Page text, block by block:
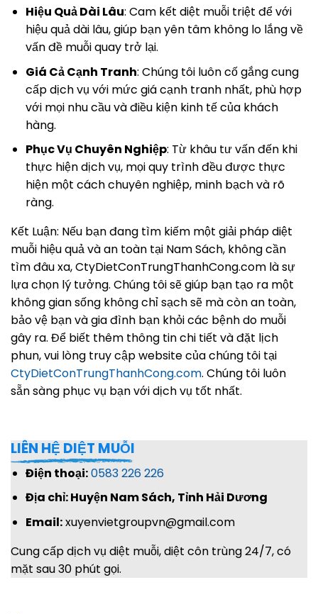
Hiệu Quả Dài Lâu: Cam kết diệt muỗi triệt để với
hiệu quả dài lâu, giúp bạn yên tâm không lo lắng về
vấn đề muỗi quay trở lại.
Giá Cả Cạnh Tranh: Chúng tôi luôn cố gắng cung
cấp dịch vụ với mức giá cạnh tranh nhất, phù hợp
với mọi nhu cầu và điều kiện kinh tế của khách
hàng.
Phục Vụ Chuyên Nghiệp: Từ khâu tư vấn đến khi
thực hiện dịch vụ, mọi quy trình đều được thực
hiện một cách chuyên nghiệp, minh bạch và rõ
ràng.
Kết Luận: Nếu bạn đang tìm kiếm một giải pháp diệt
muỗi hiệu quả và an toàn tại Nam Sách, không cần
tìm đâu xa, CtyDietConTrungThanhCong.com là sự
lựa chọn lý tưởng. Chúng tôi sẽ giúp bạn tạo ra một
không gian sống không chỉ sạch sẽ mà còn an toàn,
bảo vệ bạn và gia đình bạn khỏi các bệnh do muỗi
gây ra. Để biết thêm thông tin chi tiết và đặt lịch
phun, vui lòng truy cập website của chúng tôi tại
CtyDietConTrungThanhCong.com. Chúng tôi luôn
sẵn sàng phục vụ bạn với dịch vụ tốt nhất.
LIÊN HỆ DIỆT MUỖI
Điện thoại:0583 226 226
Địa chỉ: Huyện Nam Sách, Tỉnh Hải Dương
Email:xuyenvietgroupvn@gmail.com
Cung cấp dịch vụ diệt muỗi, diệt côn trùng 24/7, có
mặt sau 30 phút gọi.